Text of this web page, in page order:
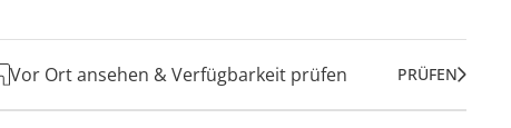
Vor Ort ansehen & Verfügbarkeit prüfen PRÜFEN